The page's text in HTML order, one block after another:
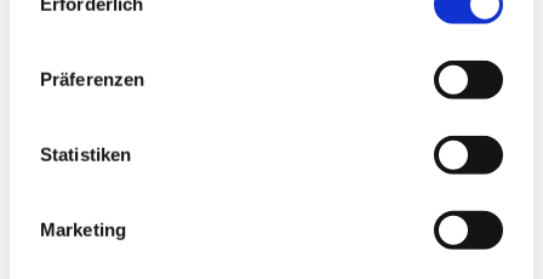
Präferenzen
Statistiken
Marketing
Über deine Firma kannst du dich mit nur
anmelden.
Lade die Wellpass App herunter und logge dich